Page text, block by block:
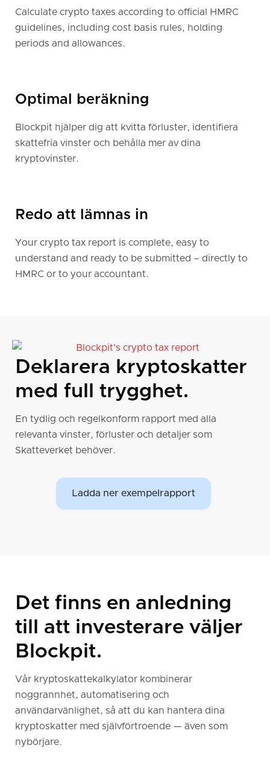
Calculate crypto taxes according to official HMRC
guidelines, including cost basis rules, holding
periods and allowances.
Optimal beräkning
Blockpit hjälper dig att kvitta förluster, identifiera
skattefria vinster och behålla mer av dina
kryptovinster.
Redo att lämnas in
Your crypto tax report is complete, easy to
understand and ready to be submitted – directly to
HMRC or to your accountant.
Deklarera kryptoskatter
med full trygghet.
En tydlig och regelkonform rapport med alla
relevanta vinster, förluster och detaljer som
Skatteverket behöver.
Ladda ner exempelrapport
Det finns en anledning
till att investerare väljer
Blockpit.
Vår kryptoskattekalkylator kombinerar
noggrannhet, automatisering och
användarvänlighet, så att du kan hantera dina
kryptoskatter med självförtroende — även som
nybörjare.